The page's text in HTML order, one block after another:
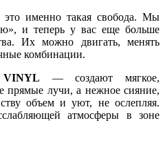
именно такая свобода. Мы
и теперь у вас еще больше
Их можно двигать, менять
комбинации.
— создают мягкое,
прямые лучи, а нежное сияние,
объем и уют, не ослепляя.
атмосферы в зоне